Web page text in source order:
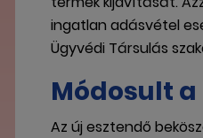
ingatlan adásvétel
Ügyvédi Társulás
Módosult
Az új esztendő